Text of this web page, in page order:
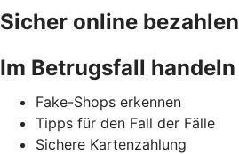
Sicher online bezahlen
Im Betrugsfall handeln
Fake-Shops erkennen
Tipps für den Fall der Fälle
Sichere Kartenzahlung